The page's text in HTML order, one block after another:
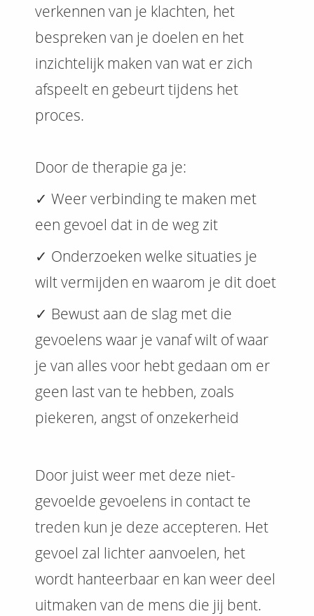
verkennen van je klachten, het
bespreken van je doelen en het
inzichtelijk maken van wat er zich
afspeelt en gebeurt tijdens het
proces.
Door de therapie ga je:
✓ Weer verbinding te maken met
een gevoel dat in de weg zit
✓ Onderzoeken welke situaties je
wilt vermijden en waarom je dit doet
✓ Bewust aan de slag met die
gevoelens waar je vanaf wilt of waar
je van alles voor hebt gedaan om er
geen last van te hebben, zoals
piekeren, angst of onzekerheid
Door juist weer met deze niet-
gevoelde gevoelens in contact te
treden kun je deze accepteren. Het
gevoel zal lichter aanvoelen, het
wordt hanteerbaar en kan weer deel
uitmaken van de mens die jij bent.